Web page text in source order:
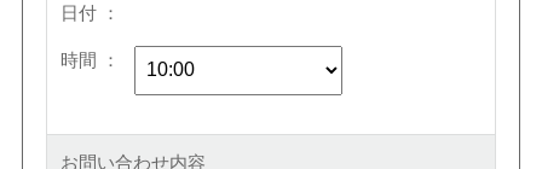
日付
時間
お問い合わせ内容